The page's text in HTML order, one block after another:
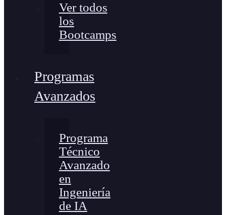
Ver todos
los
Bootcamps
Programas
Avanzados
Programa
Técnico
Avanzado
en
Ingeniería
de IA